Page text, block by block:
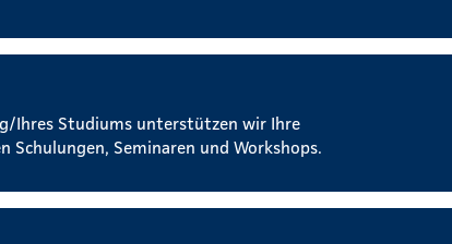
Ihres Studiums unterstützen wir Ihre
Seminaren und Workshops.